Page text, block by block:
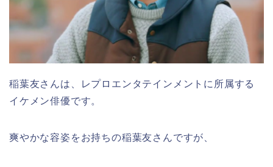
稲葉友さんは、レプロエンタテインメントに所属する
イケメン俳優です。
爽やかな容姿をお持ちの稲葉友さんですが、